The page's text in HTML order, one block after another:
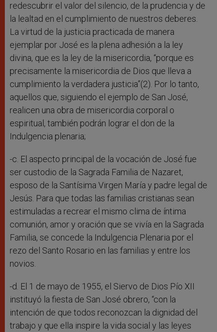
redescubrir el valor del silencio, de la prudencia y de
la lealtad en el cumplimiento de nuestros deberes.
La virtud de la justicia practicada de manera
ejemplar por José es la plena adhesión a la ley
divina, que es la ley de la misericordia, “porque es
precisamente la misericordia de Dios que lleva a
cumplimiento la verdadera justicia”(2). Por lo tanto,
aquellos que, siguiendo el ejemplo de San José,
realicen una obra de misericordia corporal o
espiritual, también podrán lograr el don de la
Indulgencia plenaria;
-c. El aspecto principal de la vocación de José fue
ser custodio de la Sagrada Familia de Nazaret,
esposo de la Santísima Virgen María y padre legal de
Jesús. Para que todas las familias cristianas sean
estimuladas a recrear el mismo clima de íntima
comunión, amor y oración que se vivía en la Sagrada
Familia, se concede la Indulgencia Plenaria por el
rezo del Santo Rosario en las familias y entre los
novios.
-d. El 1 de mayo de 1955, el Siervo de Dios Pío XII
instituyó la fiesta de San José obrero, “con la
intención de que todos reconozcan la dignidad del
trabajo y que ella inspire la vida social y las leyes